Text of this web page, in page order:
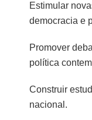
Estimular
democracia e
Promover
política
Construir
nacional.